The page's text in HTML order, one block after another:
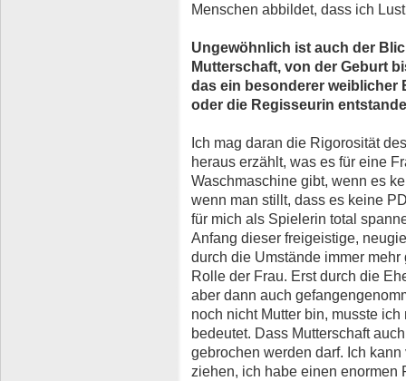
Menschen abbildet, dass ich
Ungewöhnlich ist auch der
Mutterschaft, von der Geburt
das ein besonderer weiblicher
oder die Regisseurin
Ich mag daran die Rigorosität
heraus erzählt, was es für eine
Waschmaschine gibt, wenn es
wenn man stillt, dass es keine
für mich als Spielerin total
Anfang dieser freigeistige,
durch die Umstände immer
Rolle der Frau. Erst durch die
aber dann auch
noch nicht Mutter bin, musste
bedeutet. Dass Mutterschaft
gebrochen werden darf. Ich
ziehen, ich habe einen enormen